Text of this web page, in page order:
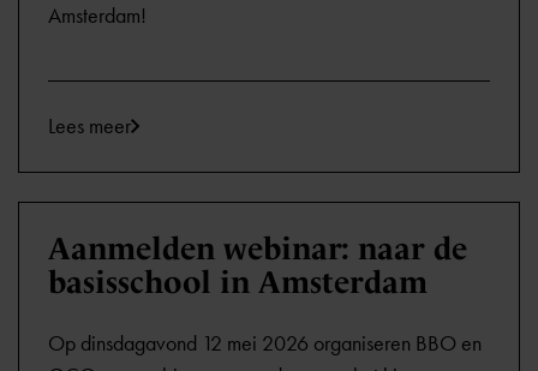
Amsterdam!
Lees meer
Aanmelden webinar: naar de
basisschool in Amsterdam
Op dinsdagavond 12 mei 2026 organiseren BBO en